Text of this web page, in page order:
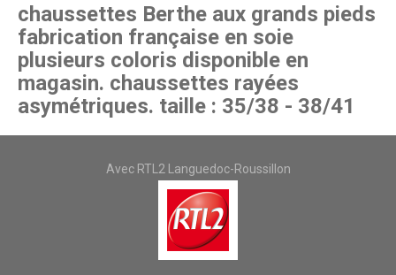
chaussettes Berthe aux grands pieds
fabrication française en soie
plusieurs coloris disponible en
magasin. chaussettes rayées
asymétriques. taille : 35/38 - 38/41
Avec RTL2 Languedoc-Roussillon